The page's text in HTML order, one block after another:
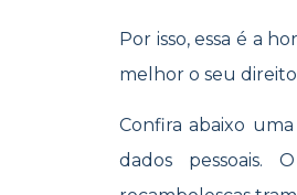
Por isso, essa é a
melhor o seu
Confira abaixo
dados pessoais.